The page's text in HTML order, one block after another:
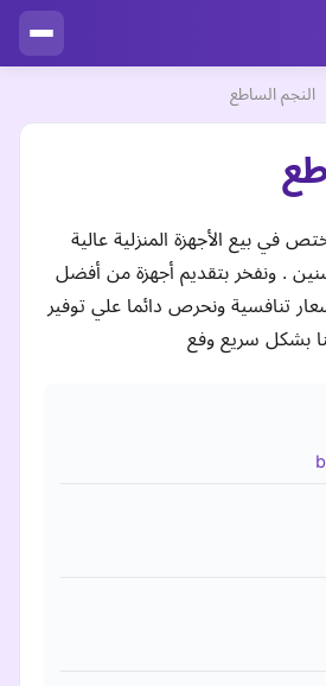
النجم الساطع
في بيع الأجهزة المنزلية عالية
. ونفخر بتقديم أجهزة من أفضل
تنافسية ونحرص دائما علي توفير
بشكل سريع وفع